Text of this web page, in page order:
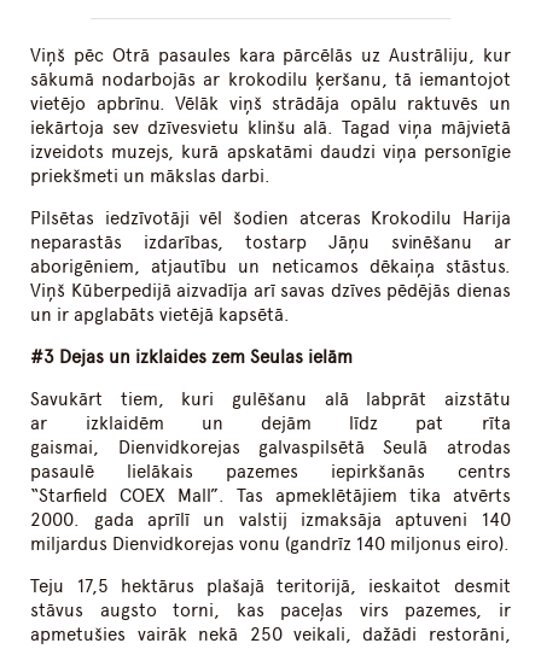
Viņš pēc Otrā pasaules kara pārcēlās uz Austrāliju, kur
sākumā nodarbojās ar krokodilu ķeršanu, tā iemantojot
vietējo apbrīnu. Vēlāk viņš strādāja opālu raktuvēs un
iekārtoja sev dzīvesvietu klinšu alā. Tagad viņa mājvietā
izveidots muzejs, kurā apskatāmi daudzi viņa personīgie
priekšmeti un mākslas darbi.
Pilsētas iedzīvotāji vēl šodien atceras Krokodilu Harija
neparastās izdarības, tostarp Jāņu svinēšanu ar
aborigēniem, atjautību un neticamos dēkaiņa stāstus.
Viņš Kūberpedijā aizvadīja arī savas dzīves pēdējās dienas
un ir apglabāts vietējā kapsētā.
#3 Dejas un izklaides zem Seulas ielām
Savukārt tiem, kuri gulēšanu alā labprāt aizstātu
ar izklaidēm un dejām līdz pat rīta
gaismai, Dienvidkorejas galvaspilsētā Seulā atrodas
pasaulē lielākais pazemes iepirkšanās centrs
“Starfield COEX Mall”. Tas apmeklētājiem tika atvērts
2000. gada aprīlī un valstij izmaksāja aptuveni 140
miljardus Dienvidkorejas vonu (gandrīz 140 miljonus eiro).
Teju 17,5 hektārus plašajā teritorijā, ieskaitot desmit
stāvus augsto torni, kas paceļas virs pazemes, ir
apmetušies vairāk nekā 250 veikali, dažādi restorāni,